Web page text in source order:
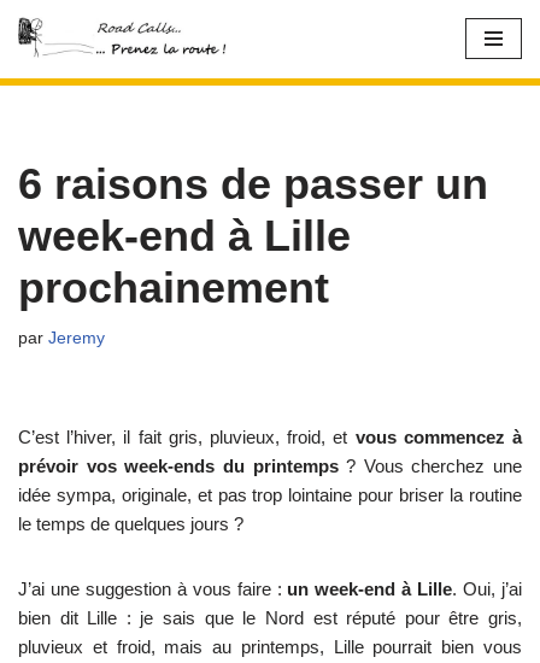
Aller
6 raisons de passer un
week-end à Lille
prochainement
par Jeremy
C’est l’hiver, il fait gris, pluvieux, froid, et vous commencez à
prévoir vos week-ends du printemps? Vous cherchez une
idée sympa, originale, et pas trop lointaine pour briser la routine
le temps de quelques jours ?
J’ai une suggestion à vous faire : un week-end à Lille. Oui, j’ai
bien dit Lille : je sais que le Nord est réputé pour être gris,
pluvieux et froid, mais au printemps, Lille pourrait bien vous